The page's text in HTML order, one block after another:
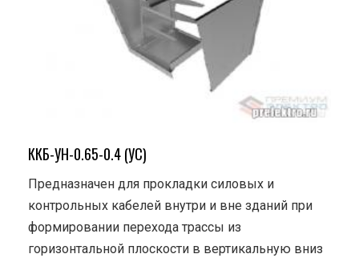
ККБ-УН-0.65-0.4 (УС)
Предназначен для прокладки силовых и
контрольных кабелей внутри и вне зданий при
формировании перехода трассы из
горизонтальной плоскости в вертикальную вниз